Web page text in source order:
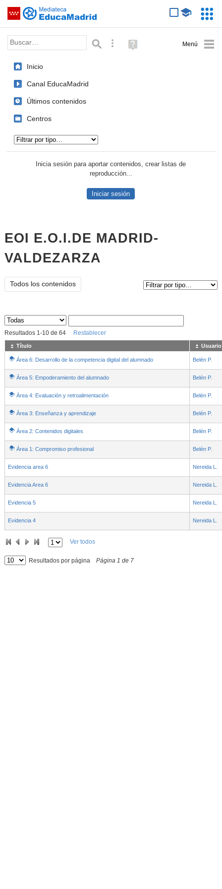
Saltar navegación
Palabra o frase: Búsqueda avanzada
Ayuda
(en
Inicio
Canal EducaMadrid
Últimos contenidos
Centros
Inicia sesión para aportar contenidos, crear listas de
reproducción...
Iniciar sesión
EOI E.O.I.DE MADRID-
VALDEZARZA
Todos los contenidos
Sus archivos
Resultados 1 -10de 64 Restablecer
Título Usuario
Área 6: Desarrollo de la competencia digital del alumnado Belén P.
Área 5: Empoderamiento del alumnado Belén P.
Área 4: Evaluación y retroalimentación Belén P.
Área 3: Enseñanza y aprendizaje Belén P.
Área 2: Contenidos digitales Belén P.
Área 1: Compromiso profesional Belén P.
Evidencia area 6 Nereida L.
Evidencia Area 6 Nereida L.
Evidencia 5 Nereida L.
Evidencia 4 Nereida L.
Ver todos
Resultados por página Página 1 de 7